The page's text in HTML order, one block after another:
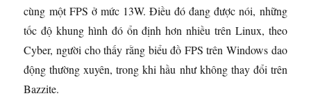
cùng một FPS ở mức 13W. Điều đó đang được nói, những
tốc độ khung hình đó ổn định hơn nhiều trên Linux, theo
Cyber, người cho thấy rằng biểu đồ FPS trên Windows dao
động thường xuyên, trong khi hầu như không thay đổi trên
Bazzite.